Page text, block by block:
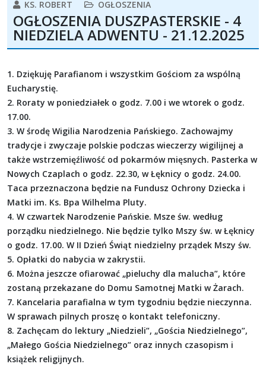
KS. ROBERT OGŁOSZENIA
OGŁOSZENIA DUSZPASTERSKIE - 4
NIEDZIELA ADWENTU - 21.12.2025
1. Dziękuję Parafianom i wszystkim Gościom za wspólną
Eucharystię.
2. Roraty w poniedziałek o godz. 7.00 i we wtorek o godz.
17.00.
3. W środę Wigilia Narodzenia Pańskiego. Zachowajmy
tradycje i zwyczaje polskie podczas wieczerzy wigilijnej a
także wstrzemięźliwość od pokarmów mięsnych. Pasterka w
Nowych Czaplach o godz. 22.30, w Łęknicy o godz. 24.00.
Taca przeznaczona będzie na Fundusz Ochrony Dziecka i
Matki im. Ks. Bpa Wilhelma Pluty.
4. W czwartek Narodzenie Pańskie. Msze św. według
porządku niedzielnego. Nie będzie tylko Mszy św. w Łęknicy
o godz. 17.00. W II Dzień Świąt niedzielny prządek Mszy św.
5. Opłatki do nabycia w zakrystii.
6. Można jeszcze ofiarować „pieluchy dla malucha”, które
zostaną przekazane do Domu Samotnej Matki w Żarach.
7. Kancelaria parafialna w tym tygodniu będzie nieczynna.
W sprawach pilnych proszę o kontakt telefoniczny.
8. Zachęcam do lektury „Niedzieli”, „Gościa Niedzielnego”,
„Małego Gościa Niedzielnego” oraz innych czasopism i
książek religijnych.